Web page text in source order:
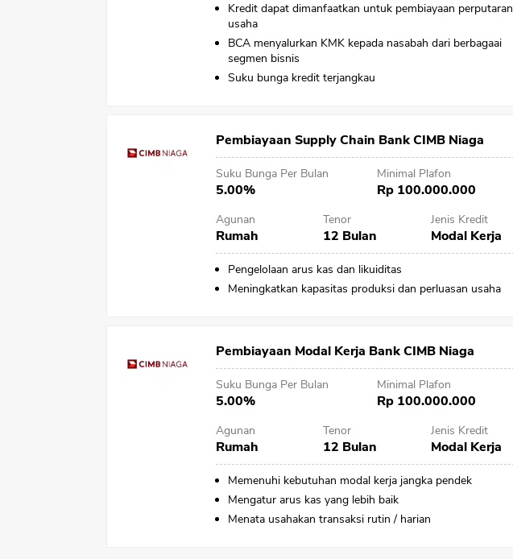
Kredit dapat dimanfaatkan untuk pembiayaan perputaran
usaha
BCA menyalurkan KMK kepada nasabah dari berbagaai
segmen bisnis
Suku bunga kredit terjangkau
Pembiayaan Supply Chain Bank CIMB Niaga
Suku Bunga Per Bulan
5.00%
Minimal Plafon
Rp 100.000.000
Agunan
Rumah
Tenor
12 Bulan
Jenis Kredit
Modal Kerja
Pengelolaan arus kas dan likuiditas
Meningkatkan kapasitas produksi dan perluasan usaha
Pembiayaan Modal Kerja Bank CIMB Niaga
Suku Bunga Per Bulan
5.00%
Minimal Plafon
Rp 100.000.000
Agunan
Rumah
Tenor
12 Bulan
Jenis Kredit
Modal Kerja
Memenuhi kebutuhan modal kerja jangka pendek
Mengatur arus kas yang lebih baik
Menata usahakan transaksi rutin / harian